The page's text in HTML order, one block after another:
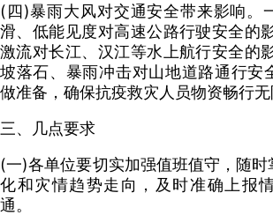
(四)暴雨大风对交通安全带来影响。
滑、低能见度对高速公路行驶安全的
激流对长江、汉江等水上航行安全的
坡落石、暴雨冲击对山地道路通行安
做准备，确保抗疫救灾人员物资畅行无
三、几点要求
(一)各单位要切实加强值班值守，随
化和灾情趋势走向，及时准确上报
通。